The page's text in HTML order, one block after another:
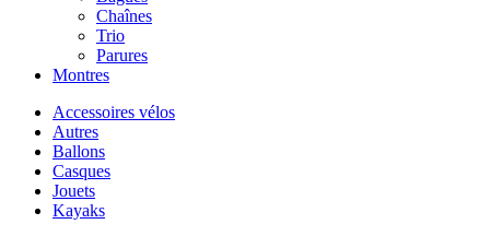
Chaînes
Trio
Parures
Montres
Accessoires vélos
Autres
Ballons
Casques
Jouets
Kayaks